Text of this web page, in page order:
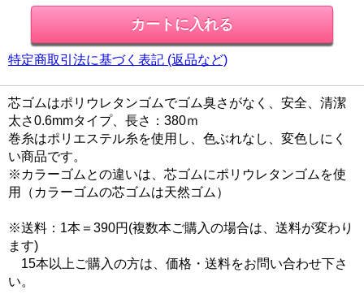
特定商取引法に基づく表記 (返品など)
芯ゴムはポリウレタンゴムでゴム臭さがなく、安全、清潔
太さ0.6mmタイプ、長さ：380ｍ
巻糸はポリエステル糸を使用し、色ぶれなし、変色しにく
い商品です。
※カラーゴムとの違いは、芯ゴムにポリウレタンゴムを使
用（カラーゴムの芯ゴムは天然ゴム）
※送料：1本＝390円(複数本ご購入の場合は、送料が変わり
ます)
15本以上ご購入の方は、価格・送料をお問い合わせ下さ
い。